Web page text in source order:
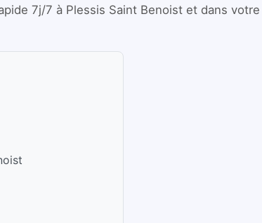
7j/7 à Plessis Saint Benoist et dans